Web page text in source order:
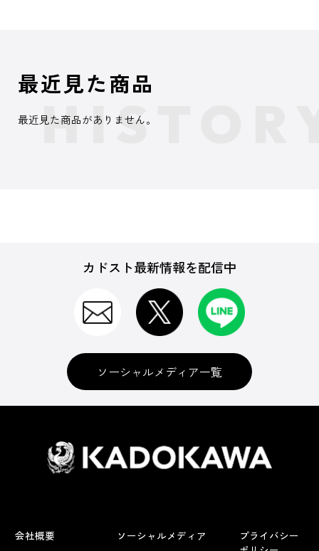
最近見た商品
最近見た商品がありません。
カドスト最新情報を配信中
ソーシャルメディア一覧
会社概要 ソーシャルメディア
プライバシー